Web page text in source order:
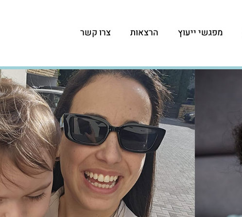
מפגשי ייעוץ הרצאות צרו קשר